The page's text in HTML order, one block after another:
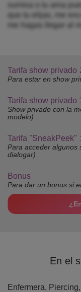
sumisa o tu ama
que tu elijas, me
me hagas llegar al
Tarifa show privado
Para estar en show
Tarifa show privado
Show privado con la
modelo)
Tarifa "SneakPeek"
Para acceder algunos
dialogar)
Bonus
Para dar un bonus si
En el
Enfermera, Piercing,